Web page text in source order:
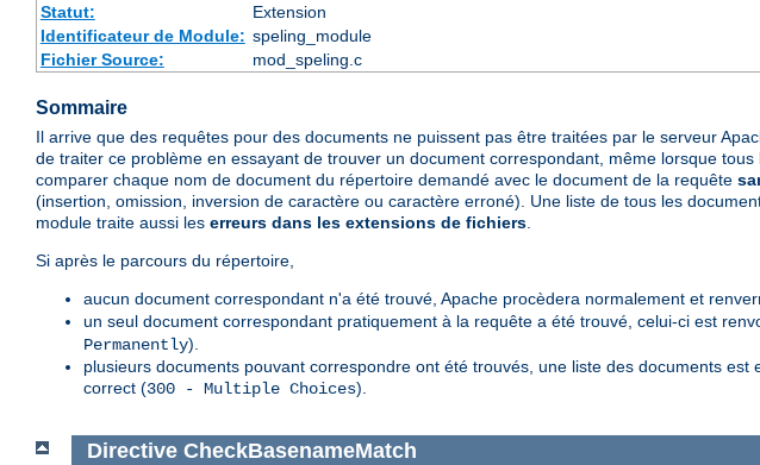
Statut:
Extension
Identificateur de Module: speling_module
Fichier Source:
mod_speling.c
Sommaire
Il arrive que des requêtes pour des documents ne puissent pas être traitées par le serveur
de traiter ce problème en essayant de trouver un document correspondant, même lorsque
comparer chaque nom de document du répertoire demandé avec le document de la requête
(insertion, omission, inversion de caractère ou caractère erroné). Une liste de tous les
module traite aussi les erreurs dans les extensions de fichiers.
Si après le parcours du répertoire,
aucun document correspondant n'a été trouvé, Apache procèdera normalement et
un seul document correspondant pratiquement à la requête a été trouvé, celui-ci est
Permanently).
plusieurs documents pouvant correspondre ont été trouvés, une liste des documents
correct (300 - Multiple Choices).
Directive CheckBasenameMatch